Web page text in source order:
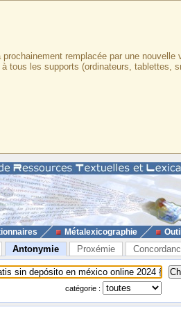
remplacée par une nouvelle
tous les supports (ordinateurs, tablettes,
Métalexicographie
Antonymie Proxémie
catégorie :